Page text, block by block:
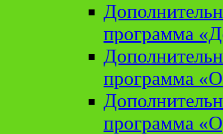
программа
программа
программа